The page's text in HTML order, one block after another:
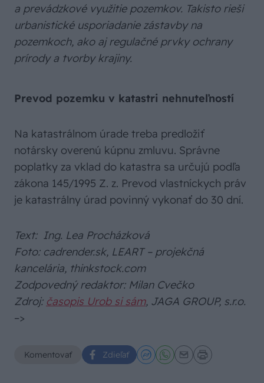
a prevádzkové využitie pozemkov. Takisto rieši
urbanistické usporiadanie zástavby na
pozemkoch, ako aj regulačné prvky ochrany
prírody a tvorby krajiny.
Prevod pozemku v katastri nehnuteľností
Na katastrálnom úrade treba predložiť
notársky overenú kúpnu zmluvu. Správne
poplatky za vklad do katastra sa určujú podľa
zákona 145/1995 Z. z. Prevod vlastníckych práv
je katastrálny úrad povinný vykonať do 30 dní.
Text: Ing. Lea Procházková
Foto: cadrender.sk, LEART – projekčná
kancelária, thinkstock.com
Zodpovedný redaktor: Milan Cvečko
Zdroj: časopis Urob si sám, JAGA GROUP, s.r.o.
–>
Komentovať Zdieľať